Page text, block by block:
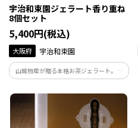
宇治和束園ジェラート香り重ね
8個セット
5,400円(税込)
大阪府 宇治和束園
山城物産が贈る本格お茶ジェラート。宇
治抹茶や抹茶山椒、浅炒りほうじ茶、ほ
うじシナモンなど、茶葉の香りと素材が
調和した“お茶屋ならでは”の贅沢スイー
ツ。4種類×各2個のセット